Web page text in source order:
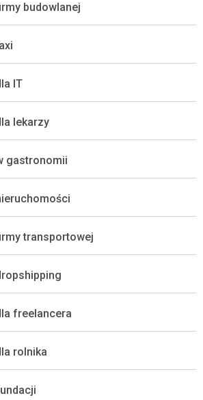
budowlanej
IT
lekarzy
gastronomii
transportowej
freelancera
rolnika